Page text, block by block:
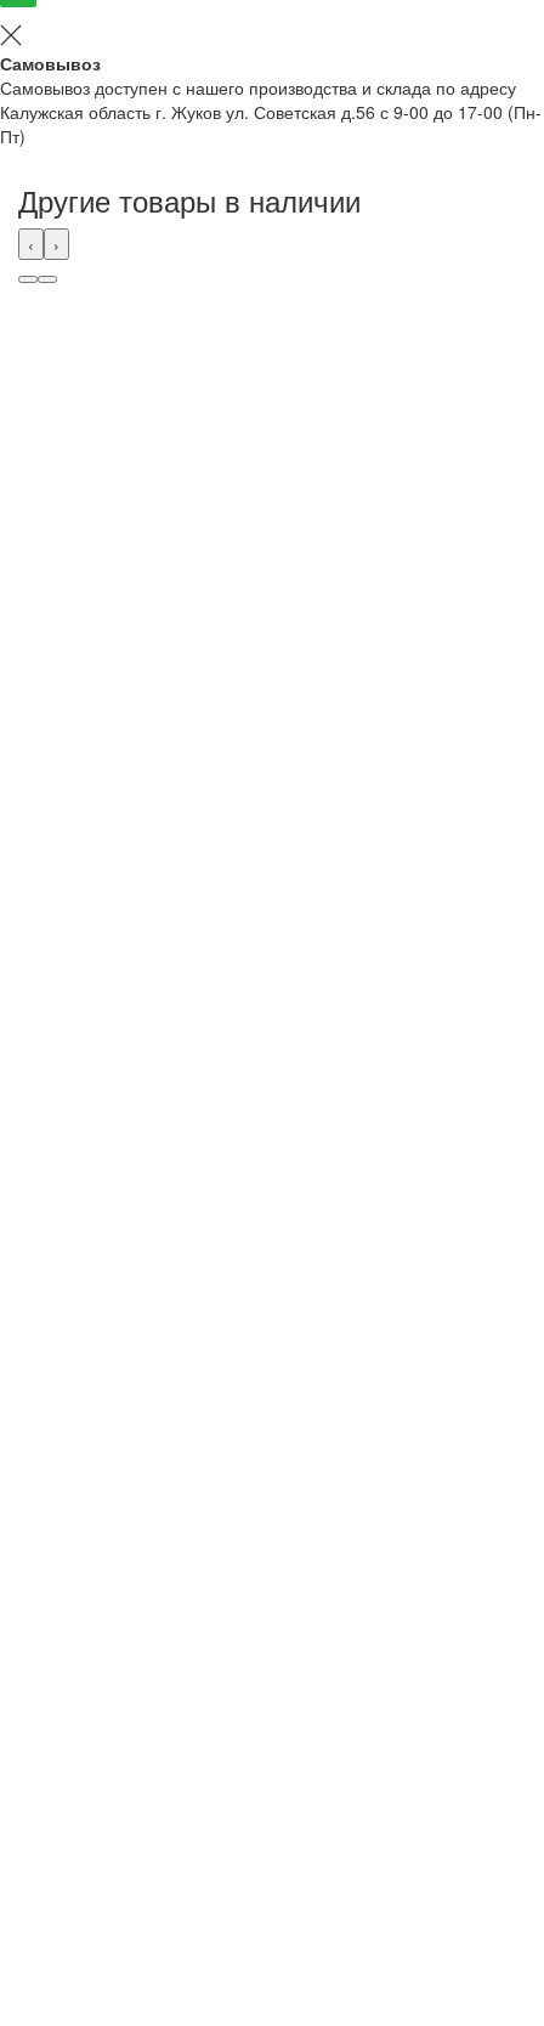
Самовывоз
Самовывоз доступен с нашего производства и склада по адресу
Калужская область г. Жуков ул. Советская д.56 с 9-00 до 17-00 (Пн-
Пт)
Другие товары в наличии
‹ ›